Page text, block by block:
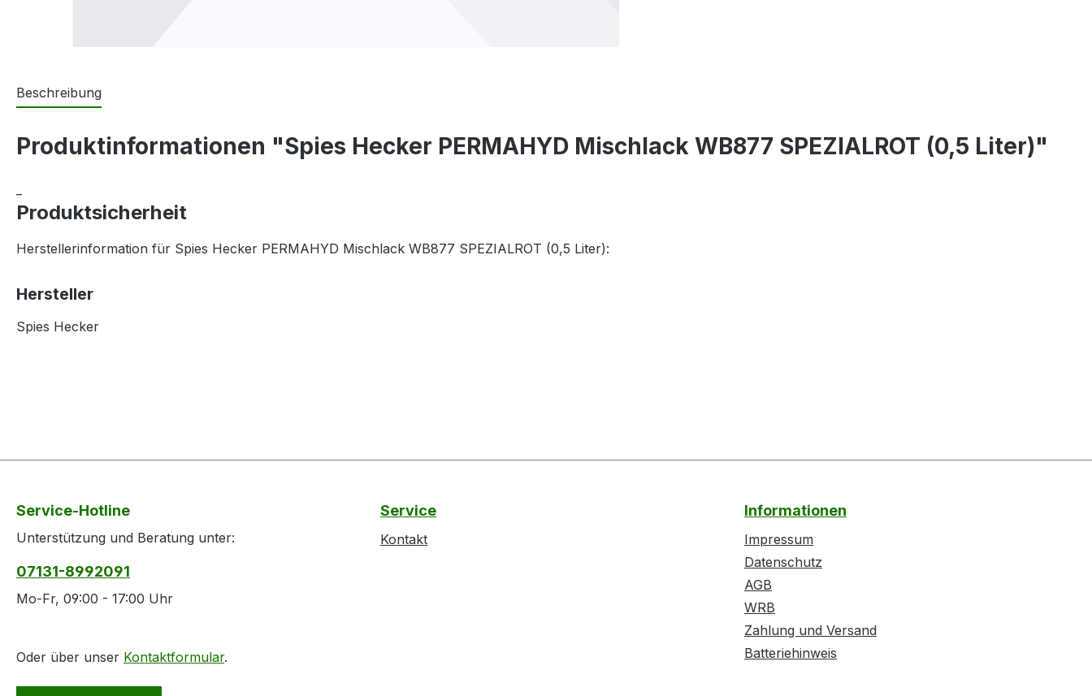
Beschreibung
Produktinformationen "Spies Hecker PERMAHYD Mischlack WB877 SPEZIALROT (0,5 Liter)"
Produktsicherheit
Herstellerinformation für Spies Hecker PERMAHYD Mischlack WB877 SPEZIALROT (0,5 Liter):
Hersteller
Spies Hecker
Service-Hotline
Unterstützung und Beratung unter:
07131-8992091
Mo-Fr, 09:00 - 17:00 Uhr
Oder über unser Kontaktformular.
Service
Kontakt
Informationen
Impressum
Datenschutz
AGB
WRB
Zahlung und Versand
Batteriehinweis